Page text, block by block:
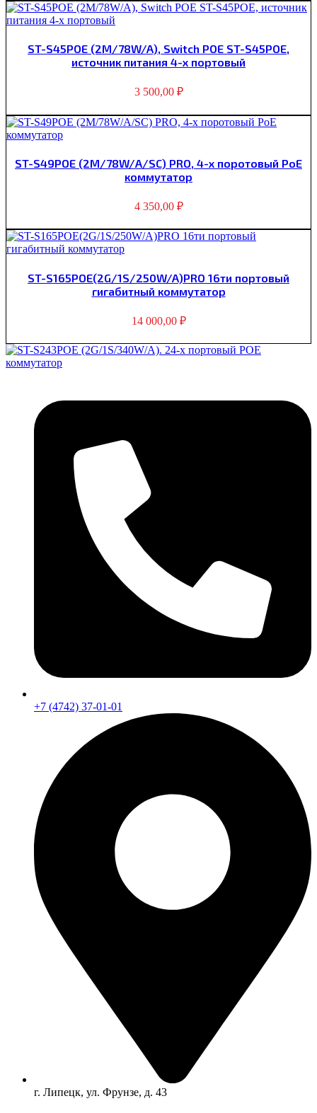
ST-S45POE (2M/78W/A), Switch POE ST-S45POE,
источник питания 4-х портовый
3 500,00 ₽
ST-S49POE (2М/78W/А/SC) PRO, 4-х поротовый PoE
коммутатор
4 350,00 ₽
ST-S165POE(2G/1S/250W/A)PRO 16ти портовый
гигабитный коммутатор
14 000,00 ₽
+7 (4742) 37-01-01
г. Липецк, ул. Фрунзе, д. 43